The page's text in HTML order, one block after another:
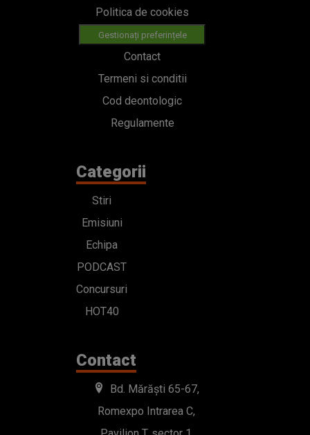
Politica de cookies
Gestionați preferințele
Contact
Termeni si conditii
Cod deontologic
Regulamente
Categorii
Stiri
Emisiuni
Echipa
PODCAST
Concursuri
HOT40
Contact
Bd. Mărăști 65-67,
Romexpo Intrarea C,